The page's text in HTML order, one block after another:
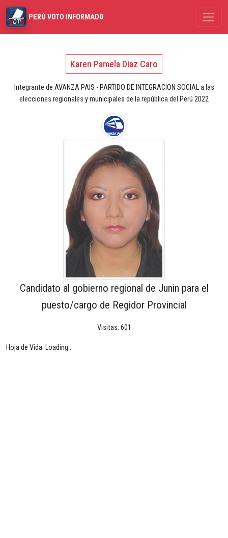
PERÚ VOTO INFORMADO
Karen Pamela Diaz Caro
Integrante de AVANZA PAIS - PARTIDO DE INTEGRACION SOCIAL a las
elecciones regionales y municipales de la república del Perú 2022
Candidato al gobierno regional de Junin para el
puesto/cargo de Regidor Provincial
Visitas: 601
Hoja de Vida: Loading...